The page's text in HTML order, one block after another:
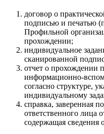
договор о
подписью и печатью
Профильной
прохождении;
индивидуальное
сканированной
отчет о прохождении
информационно-
согласно структуре,
индивидуальному
справка, заверенная
ответственного лица
содержащая сведения